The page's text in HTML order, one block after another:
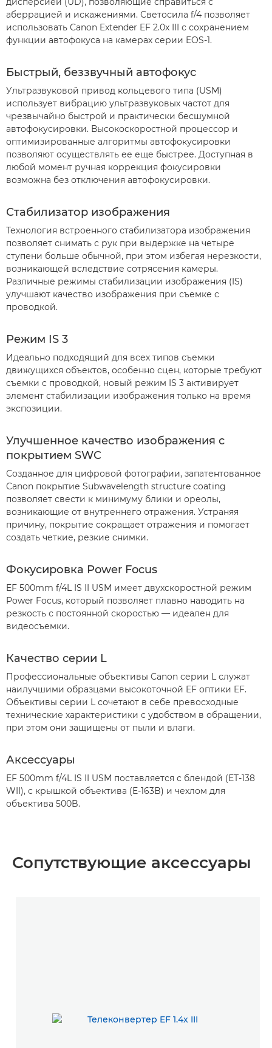
аберрацией и искажениями. Светосила f/4 позволяет
использовать Canon Extender EF 2.0x III с сохранением
функции автофокуса на камерах серии EOS-1.
Быстрый, беззвучный автофокус
Ультразвуковой привод кольцевого типа (USM)
использует вибрацию ультразвуковых частот для
чрезвычайно быстрой и практически бесшумной
автофокусировки. Высокоскоростной процессор и
оптимизированные алгоритмы автофокусировки
позволяют осуществлять ее еще быстрее. Доступная в
любой момент ручная коррекция фокусировки
возможна без отключения автофокусировки.
Стабилизатор изображения
Технология встроенного стабилизатора изображения
позволяет снимать с рук при выдержке на четыре
ступени больше обычной, при этом избегая нерезкости,
возникающей вследствие сотрясения камеры.
Различные режимы стабилизации изображения (IS)
улучшают качество изображения при съемке с
проводкой.
Режим IS 3
Идеально подходящий для всех типов съемки
движущихся объектов, особенно сцен, которые требуют
съемки с проводкой, новый режим IS 3 активирует
элемент стабилизации изображения только на время
экспозиции.
Улучшенное качество изображения с
покрытием SWC
Созданное для цифровой фотографии, запатентованное
Canon покрытие Subwavelength structure coating
позволяет свести к минимуму блики и ореолы,
возникающие от внутреннего отражения. Устраняя
причину, покрытие сокращает отражения и помогает
создать четкие, резкие снимки.
Фокусировка Power Focus
EF 500mm f/4L IS II USM имеет двухскоростной режим
Power Focus, который позволяет плавно наводить на
резкость с постоянной скоростью — идеален для
видеосъемки.
Качество серии L
Профессиональные объективы Canon серии L служат
наилучшими образцами высокоточной EF оптики EF.
Объективы серии L сочетают в себе превосходные
технические характеристики с удобством в обращении,
при этом они защищены от пыли и влаги.
Аксессуары
EF 500mm f/4L IS II USM поставляется с блендой (ET-138
WII), с крышкой объектива (E-163B) и чехлом для
объектива 500B.
Сопутствующие аксессуары